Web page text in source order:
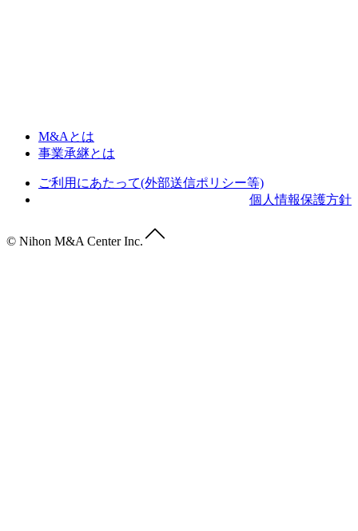
M&Aとは
事業承継とは
ご利用にあたって(外部送信ポリシー等)
個人情報保護方針
© Nihon M&A Center Inc.